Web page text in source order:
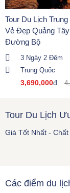
Tour Du Lịch
Vẻ Đẹp Quảng
Đường Bộ
3 Ngày 2 Đêm
Trung Quốc
3,690,000đ
Tour Du Lịch
Giá Tốt Nhất -
Các điểm du